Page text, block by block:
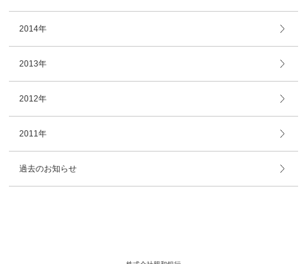
2014年
2013年
2012年
2011年
過去のお知らせ